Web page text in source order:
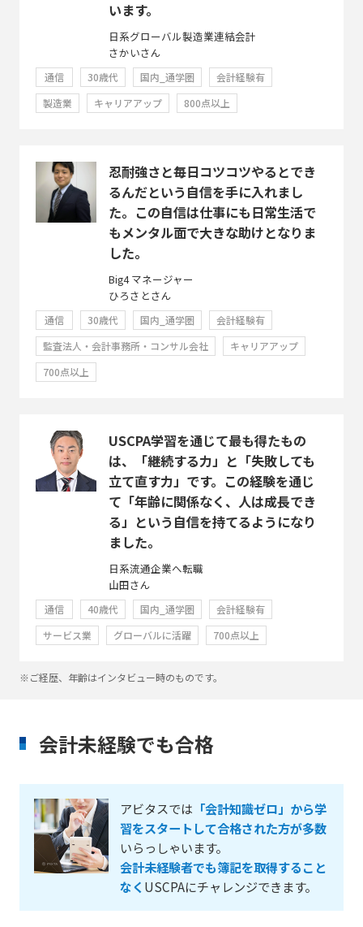
います。
日系グローバル製造業連結会計
さかいさん
通信 30歳代 国内_通学圏
会計経験有
製造業
キャリアアップ 800点以上
忍耐強さと毎日コツコツやるとでき
るんだという自信を手に入れまし
た。この自信は仕事にも日常生活で
もメンタル面で大きな助けとなりま
した。
Big4 マネージャー
ひろさとさん
通信 30歳代 国内_通学圏
会計経験有
監査法人・会計事務所・コンサル会社
キャリアアップ
700点以上
USCPA学習を通じて最も得たもの
は、「継続する力」と「失敗しても
立て直す力」です。この経験を通じ
て「年齢に関係なく、人は成長でき
る」という自信を持てるようになり
ました。
日系流通企業へ転職
山田さん
通信 40歳代 国内_通学圏
会計経験有
サービス業
グローバルに活躍 700点以上
※ご経歴、年齢はインタビュー時のものです。
会計未経験でも合格
アビタスでは 「会計知識ゼロ」から学
習をスタートして合格された方が多数
いらっしゃいます。
会計未経験者でも簿記を取得すること
なく USCPAにチャレンジできます。